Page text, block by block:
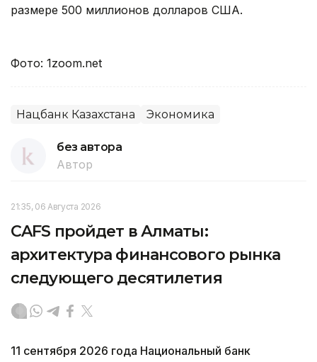
размере 500 миллионов долларов США.
Фото: 1zoom.net
Нацбанк Казахстана Экономика
без автора
Автор
21:35, 06 Августа 2026
CAFS пройдет в Алматы:
архитектура финансового рынка
следующего десятилетия
11 сентября 2026 года Национальный банк